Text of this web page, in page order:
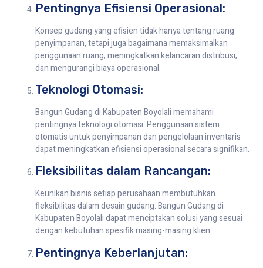
Pentingnya Efisiensi Operasional:
Konsep gudang yang efisien tidak hanya tentang ruang
penyimpanan, tetapi juga bagaimana memaksimalkan
penggunaan ruang, meningkatkan kelancaran distribusi,
dan mengurangi biaya operasional.
Teknologi Otomasi:
Bangun Gudang di Kabupaten Boyolali memahami
pentingnya teknologi otomasi. Penggunaan sistem
otomatis untuk penyimpanan dan pengelolaan inventaris
dapat meningkatkan efisiensi operasional secara signifikan.
Fleksibilitas dalam Rancangan:
Keunikan bisnis setiap perusahaan membutuhkan
fleksibilitas dalam desain gudang. Bangun Gudang di
Kabupaten Boyolali dapat menciptakan solusi yang sesuai
dengan kebutuhan spesifik masing-masing klien.
Pentingnya Keberlanjutan: